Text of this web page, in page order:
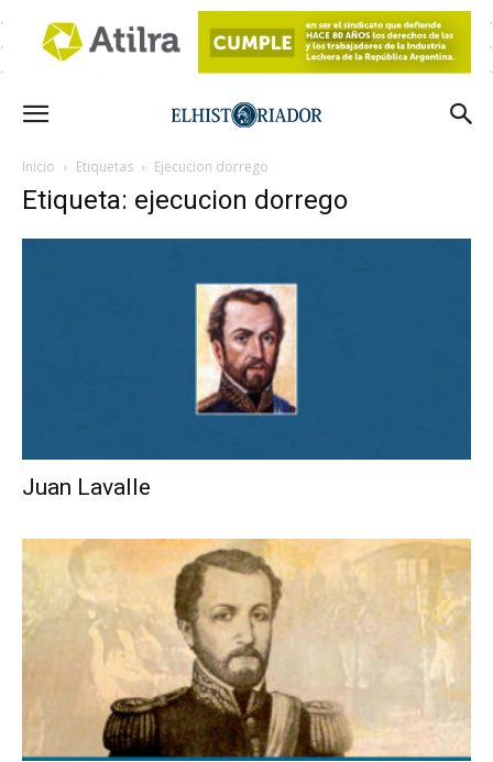
Inicio Etiquetas Ejecucion dorrego
Etiqueta: ejecucion dorrego
Juan Lavalle